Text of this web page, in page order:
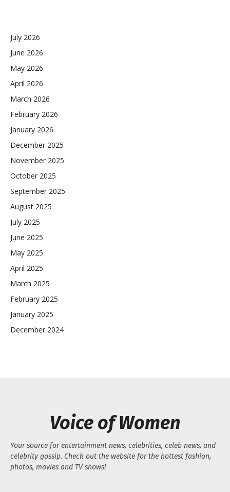
July 2026
June 2026
May 2026
April 2026
March 2026
February 2026
January 2026
December 2025
November 2025
October 2025
September 2025
August 2025
July 2025
June 2025
May 2025
April 2025
March 2025
February 2025
January 2025
December 2024
Voice of Women
Your source for entertainment news, celebrities, celeb news, and
celebrity gossip. Check out the website for the hottest fashion,
photos, movies and TV shows!